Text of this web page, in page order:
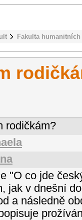
Fakulta
rodičkám?
"O co jde
jak v dnešní
a následně